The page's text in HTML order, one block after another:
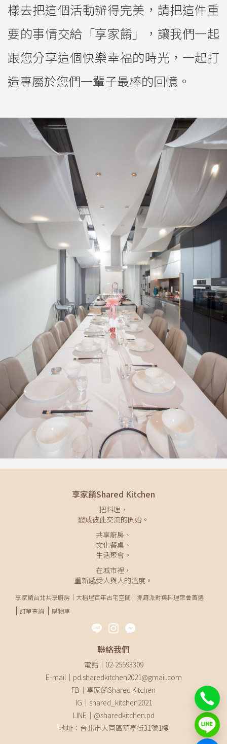
樣去把這個活動辦得完美，請把這件重
要的事情交給「享家餚」，讓我們一起
跟您分享這個快樂幸福的時光，一起打
造專屬於您們一輩子最棒的回憶。
享家餚Shared Kitchen
把料理，
變成彼此交流的開始。
共享廚房、
文化餐桌、
生活聚會。
在城市裡，
重新感受人與人的溫度。
享家餚台北共享廚房｜大稻埕百年古宅空間｜抓周派對與料理聚會首選
訂單查詢
購物車
聯絡我們
電話｜02-25593309
E-mail｜pd.sharedkitchen2021@gmail.com
FB｜享家餚Shared Kitchen
IG｜shared_kitchen2021
LINE｜@sharedkitchen.pd
地址：台北市大同區華亭街31號1樓